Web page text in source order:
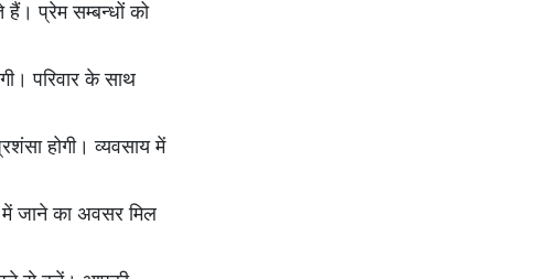
हैं। प्रेम सम्बन्धों को
परिवार के साथ
होगी। व्यवसाय में
में जाने का अवसर मिल